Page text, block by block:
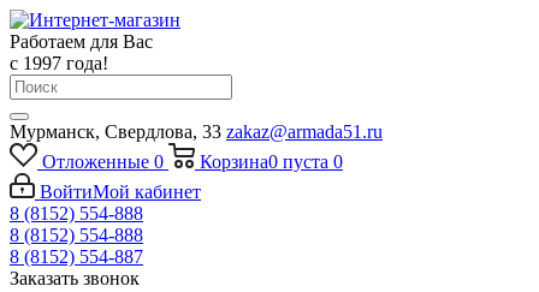
Работаем для Вас
с 1997 года!
Мурманск, Свердлова, 33 zakaz@armada51.ru
Отложенные 0 Корзина0 пуста 0
ВойтиМой кабинет
8 (8152) 554-888
8 (8152) 554-888
8 (8152) 554-887
Заказать звонок